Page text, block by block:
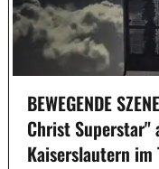
BEWEGENDE
Christ Superstar"
Kaiserslautern im